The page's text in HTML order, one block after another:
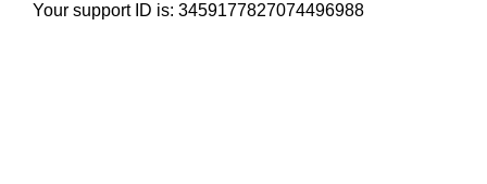
Your support ID is: 3459177827074496988